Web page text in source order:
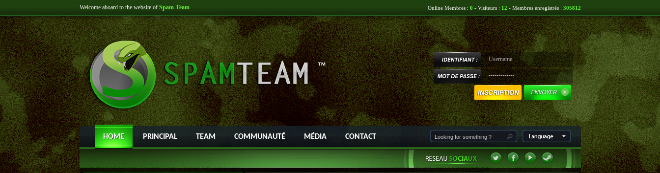
Welcome aboard to the website of Spam-Team Online Membres : 0 - Visiteurs : 12 - Membres enregistrés : 305812
HOME PRINCIPAL TEAM COMMUNAUTÉ MÉDIA CONTACT